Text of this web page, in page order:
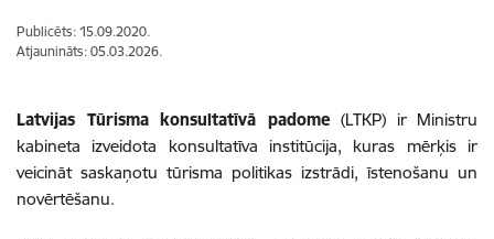
Publicēts: 15.09.2020.
Atjaunināts: 05.03.2026.
Latvijas Tūrisma konsultatīvā padome(LTKP) ir Ministru
kabineta izveidota konsultatīva institūcija, kuras mērķis ir
veicināt saskaņotu tūrisma politikas izstrādi, īstenošanu un
novērtēšanu.